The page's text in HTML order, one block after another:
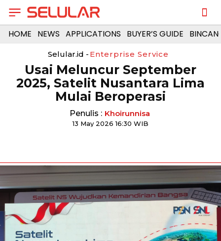
HOME NEWS APPLICATIONS BUYER’S GUIDE
Selular.id - Enterprise Service
Usai Meluncur September
2025, Satelit Nusantara Lima
Mulai Beroperasi
Penulis : Khoirunnisa
13 May 2026 16:30 WIB